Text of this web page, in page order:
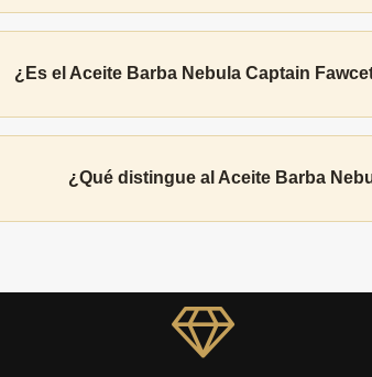
¿Es el Aceite Barba Nebula Captain
¿Qué distingue al Aceite Barba